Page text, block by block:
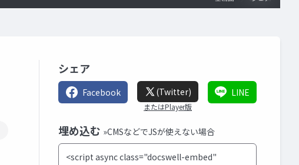
シェア
Facebook (Twitter)
またはPlayer版
LINE
埋め込む »CMSなどでJSが使えない場合